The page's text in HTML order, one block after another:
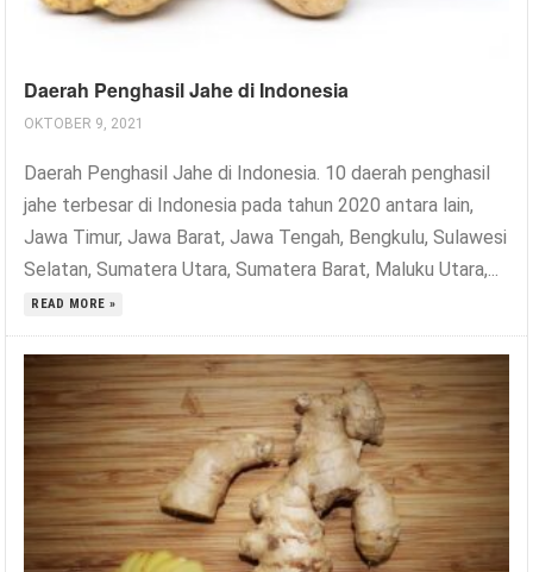
Daerah Penghasil Jahe di Indonesia
OKTOBER 9, 2021
Daerah Penghasil Jahe di Indonesia. 10 daerah penghasil
jahe terbesar di Indonesia pada tahun 2020 antara lain,
Jawa Timur, Jawa Barat, Jawa Tengah, Bengkulu, Sulawesi
Selatan, Sumatera Utara, Sumatera Barat, Maluku Utara,...
READ MORE »